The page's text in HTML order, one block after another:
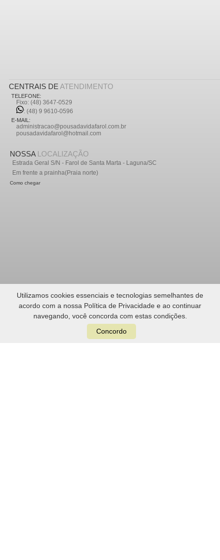
CENTRAIS DE ATENDIMENTO
TELEFONE:
Fixo: (48) 3647-0529
: (48) 9 9610-0596
E-MAIL:
administracao@pousadavidafarol.com.br
pousadavidafarol@hotmail.com
NOSSA LOCALIZAÇÃO
Estrada Geral S/N - Farol de Santa Marta - Laguna/SC
Em frente a prainha(Praia norte)
Como chegar
Concordo
Utilizamos cookies essenciais e tecnologias semelhantes de
acordo com a nossa Política de Privacidade e ao continuar
navegando, você concorda com estas condições.